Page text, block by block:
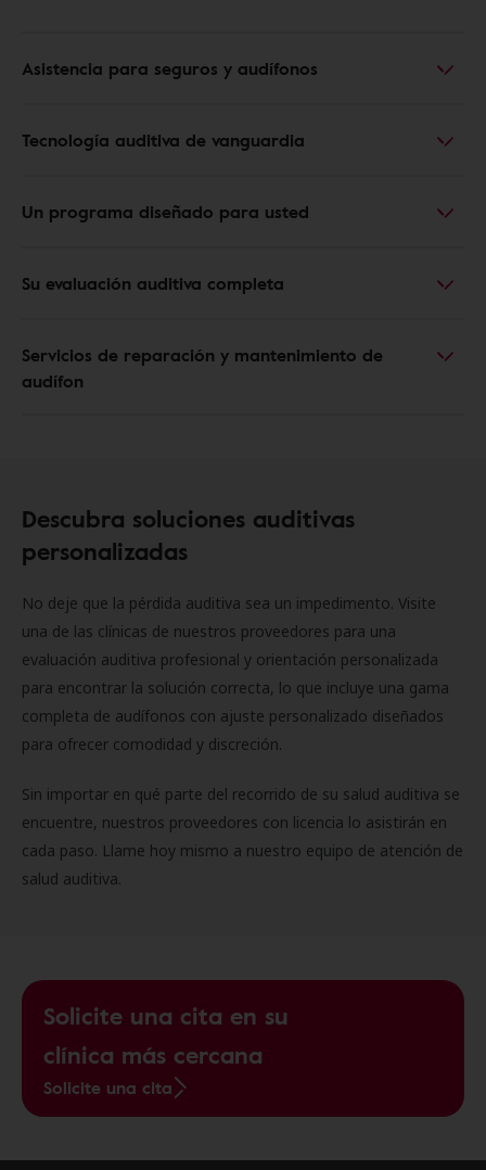
Asistencia para seguros y audífonos
Tecnología auditiva de vanguardia
Un programa diseñado para usted
Su evaluación auditiva completa
Servicios de reparación y mantenimiento de
audífon
Descubra soluciones auditivas
personalizadas
No deje que la pérdida auditiva sea un impedimento. Visite
una de las clínicas de nuestros proveedores para una
evaluación auditiva profesional y orientación personalizada
para encontrar la solución correcta, lo que incluye una gama
completa de audífonos con ajuste personalizado diseñados
para ofrecer comodidad y discreción.
Sin importar en qué parte del recorrido de su salud auditiva se
encuentre, nuestros proveedores con licencia lo asistirán en
cada paso. Llame hoy mismo a nuestro equipo de atención de
salud auditiva.
Solicite una cita en su
clínica más cercana
Solicite una cita